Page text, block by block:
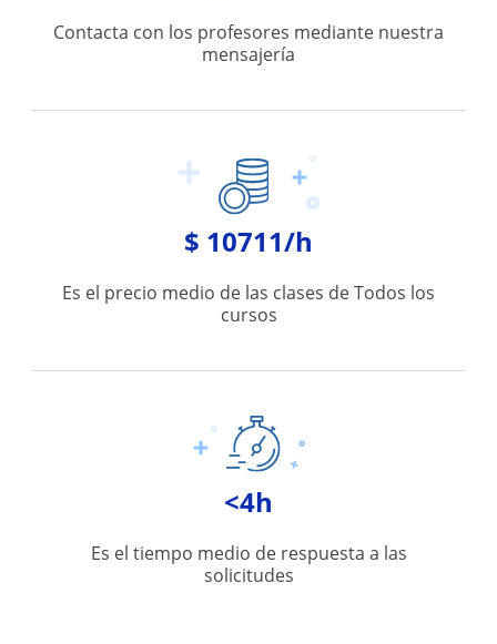
Contacta con los profesores mediante nuestra
mensajería
$ 10711/h
Es el precio medio de las clases de Todos los
cursos
<4h
Es el tiempo medio de respuesta a las
solicitudes